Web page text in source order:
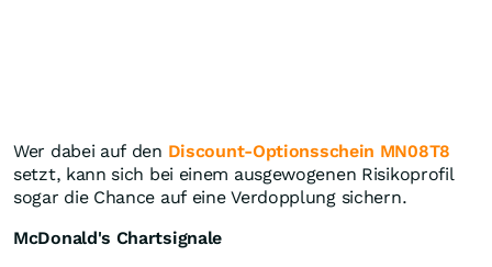
Wer dabei auf den Discount-Optionsschein MN08T8
setzt, kann sich bei einem ausgewogenen Risikoprofil
sogar die Chance auf eine Verdopplung sichern.
McDonald's Chartsignale